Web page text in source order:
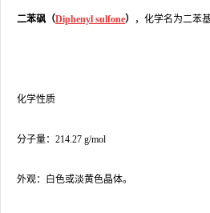
二苯砜（Diphenyl sulfone） ，化学名为二苯
化学性质
分子量：214.27 g/mol
外观：白色或淡黄色晶体。